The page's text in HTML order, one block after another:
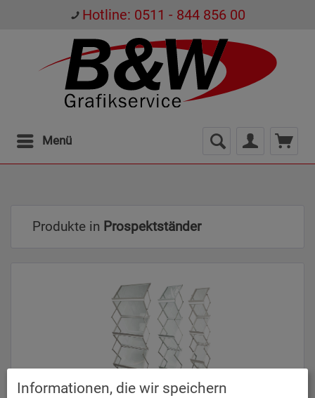
Hotline: 0511 - 844 856 00
Menü
Produkte in Prospektständer
Informationen, die wir speichern